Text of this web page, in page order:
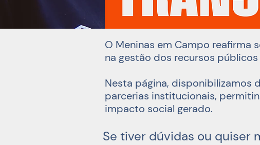
O Meninas em Campo reafirma
na gestão dos recursos
Nesta página, disponibilizamos
parcerias institucionais,
impacto social gerado.
Se tiver dúvidas ou quiser